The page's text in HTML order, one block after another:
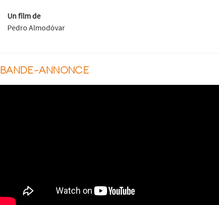
Un film de
Pedro Almodóvar
BANDE-ANNONCE